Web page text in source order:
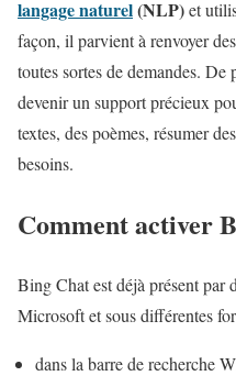
langage naturel(NLP)et
façon, il parvient à renvoyer
toutes sortes de demandes.
devenir un support précieux
textes, des poèmes, résumer
besoins.
Comment activer
Bing Chat est déjà présent par
Microsoft et sous différentes
dans la barre de recherche